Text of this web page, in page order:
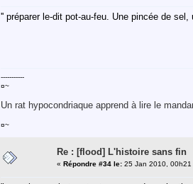
'' préparer le-dit pot-au-feu. Une pincée de
-----------
¤~
Un rat hypocondriaque apprend à lire le
¤~
Re : [flood] L'histoire sans fin
« Répondre #34 le: 25 Jan 2010, 00h21